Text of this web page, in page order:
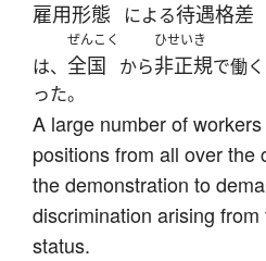
雇用形態 による待遇格差
は、
ぜんこく
全国 から
ひせいき
非正規で働く
った。
A large number of
positions from all over the
the demonstration to
discrimination arising
status.